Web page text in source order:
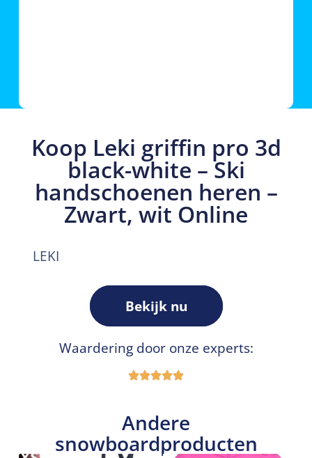
Koop Leki griffin pro 3d
black-white – Ski
handschoenen heren –
Zwart, wit Online
LEKI
Bekijk nu
Waardering door onze experts:
Andere
snowboardproducten